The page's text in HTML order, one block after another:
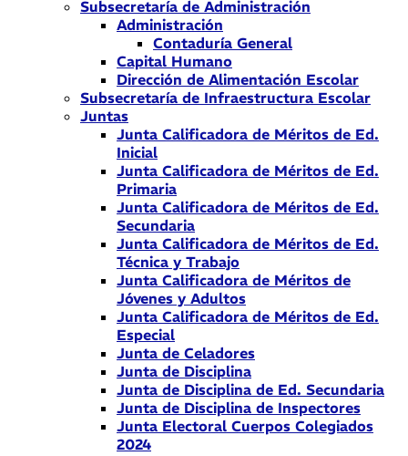
Subsecretaría de Administración
Administración
Contaduría General
Capital Humano
Dirección de Alimentación Escolar
Subsecretaría de Infraestructura Escolar
Juntas
Junta Calificadora de Méritos de Ed.
Inicial
Junta Calificadora de Méritos de Ed.
Primaria
Junta Calificadora de Méritos de Ed.
Secundaria
Junta Calificadora de Méritos de Ed.
Técnica y Trabajo
Junta Calificadora de Méritos de
Jóvenes y Adultos
Junta Calificadora de Méritos de Ed.
Especial
Junta de Celadores
Junta de Disciplina
Junta de Disciplina de Ed. Secundaria
Junta de Disciplina de Inspectores
Junta Electoral Cuerpos Colegiados
2024